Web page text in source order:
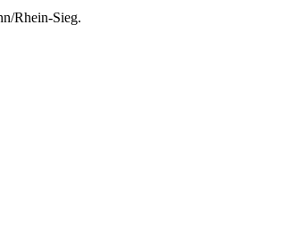
Rhein-Sieg.